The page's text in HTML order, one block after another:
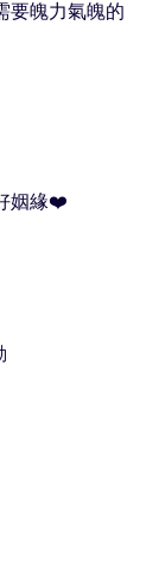
要魄力氣魄的
姻緣❤️